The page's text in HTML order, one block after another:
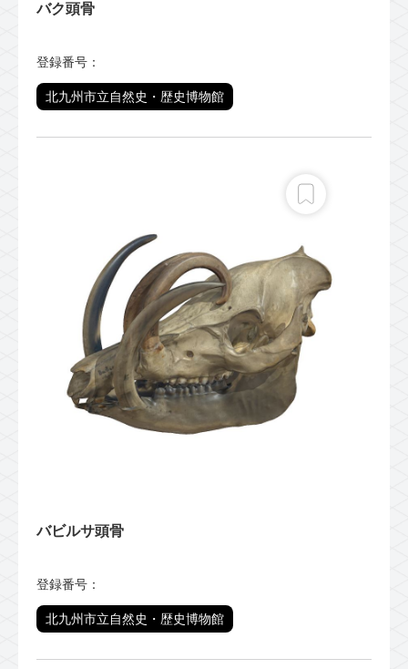
バク頭骨
登録番号：
北九州市立自然史・歴史博物館
バビルサ頭骨
登録番号：
北九州市立自然史・歴史博物館